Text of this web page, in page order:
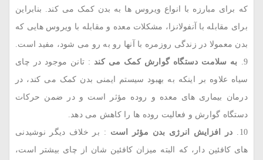
که برای مبارزه با انواع ویروس ‌ها به بدن کمک می ‌کند. بنابراین
برای مقابله با آنفولانزا، مشکلات معده و مقابله با ویروس ‌ها‌یی که
بدن معمولا در زندگی روزمره با آنها رو به ‌رو می ‌شود، مفید است.
به سلامت دستگاه گوارش کمک می ‌کند : تانن موجود در چای
سیاه علاوه بر اینکه به بهبود سیستم ایمنی بدن کمک می ‌کند، در
درمان بیماری ‌های معده و روده مؤثر است و در ضمن حرکات
دستگاه گوارش و فعالیت روده ‌ها را کاهش می‌ دهد.
در افزایش انرژی بدن مؤثر است : بر خلاف دیگر نوشیدنی
‌های کافئین ‌دار، که البته میزان کافئین ‌شان از چای بیشتر است،